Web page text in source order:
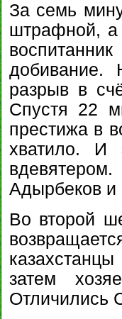
За семь
штрафной, а
добивание.
разрыв в
Спустя 22
престижа в
хватило. И
Адырбеков и
Во второй
затем
Отличились